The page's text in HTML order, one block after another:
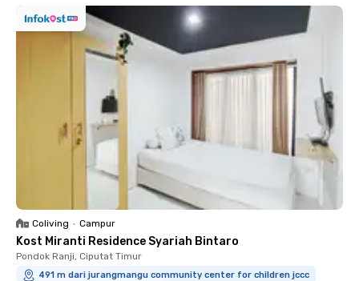
Coliving • Campur
Kost Miranti Residence Syariah Bintaro
Pondok Ranji, Ciputat Timur
491 m dari jurangmangu community center for children jccc